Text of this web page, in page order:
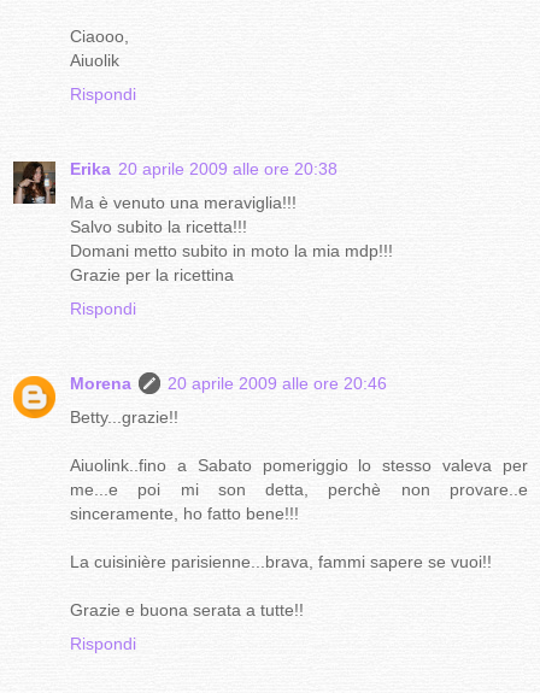
Ciaooo,
Aiuolik
Rispondi
Erika 20 aprile 2009 alle ore 20:38
Ma è venuto una meraviglia!!!
Salvo subito la ricetta!!!
Domani metto subito in moto la mia mdp!!!
Grazie per la ricettina
Rispondi
Morena
20 aprile 2009 alle ore 20:46
Betty...grazie!!
Aiuolink..fino a Sabato pomeriggio lo stesso valeva per
me...e poi mi son detta, perchè non provare..e
sinceramente, ho fatto bene!!!
La cuisinière parisienne...brava, fammi sapere se vuoi!!
Grazie e buona serata a tutte!!
Rispondi